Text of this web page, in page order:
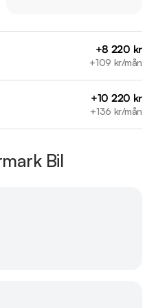
bil/volvo/rlo912/
tillval
+8 220 kr
+109 kr/mån
+10 220 kr
+136 kr/mån
Bil